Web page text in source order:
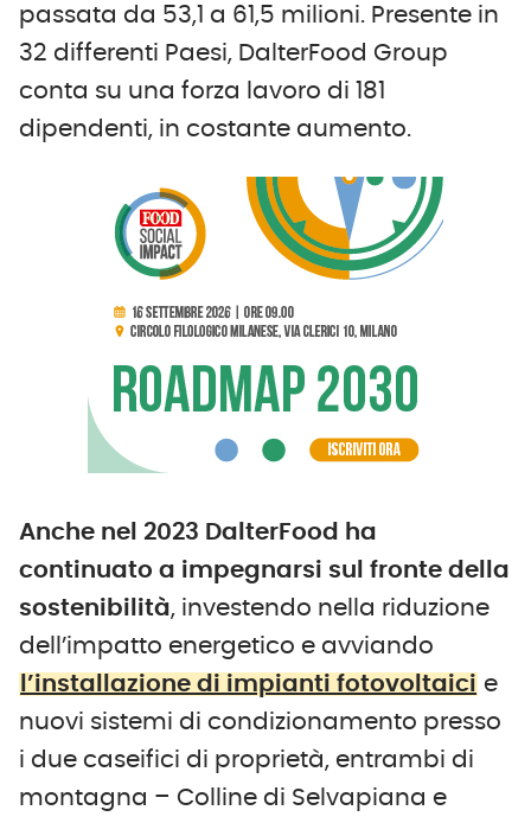
passata da 53,1 a 61,5 milioni. Presente in
32 differenti Paesi, DalterFood Group
conta su una forza lavoro di 181
dipendenti, in costante aumento.
Anche nel 2023 DalterFood ha
continuato a impegnarsi sul fronte della
sostenibilità, investendo nella riduzione
dell’impatto energetico e avviando
l’installazione di impianti fotovoltaici e
nuovi sistemi di condizionamento presso
i due caseifici di proprietà, entrambi di
montagna – Colline di Selvapiana e